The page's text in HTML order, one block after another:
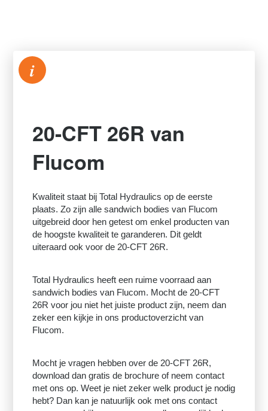
i
20-CFT 26R van
Flucom
Kwaliteit staat bij Total Hydraulics op de eerste
plaats. Zo zijn alle sandwich bodies van Flucom
uitgebreid door hen getest om enkel producten van
de hoogste kwaliteit te garanderen. Dit geldt
uiteraard ook voor de 20-CFT 26R.
Total Hydraulics heeft een ruime voorraad aan
sandwich bodies van Flucom. Mocht de 20-CFT
26R voor jou niet het juiste product zijn, neem dan
zeker een kijkje in ons productoverzicht van
Flucom.
Mocht je vragen hebben over de 20-CFT 26R,
download dan gratis de brochure of neem contact
met ons op. Weet je niet zeker welk product je nodig
hebt? Dan kan je natuurlijk ook met ons contact